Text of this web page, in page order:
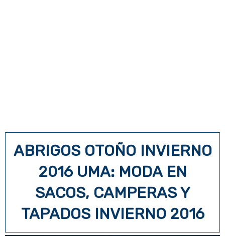
ABRIGOS OTOÑO INVIERNO
2016 UMA: MODA EN
SACOS, CAMPERAS Y
TAPADOS INVIERNO 2016